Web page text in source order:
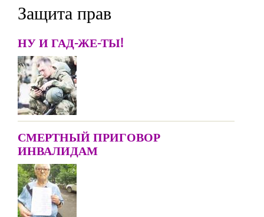
Защита прав
НУ И ГАД-ЖЕ-ТЫ!
СМЕРТНЫЙ ПРИГОВОР
ИНВАЛИДАМ